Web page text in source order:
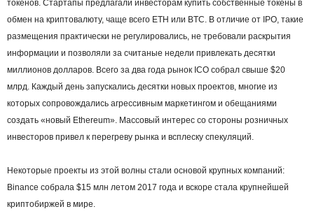
токенов. Стартапы предлагали инвесторам купить собственные токены в
обмен на криптовалюту, чаще всего ETH или BTC. В отличие от IPO, такие
размещения практически не регулировались, не требовали раскрытия
информации и позволяли за считаные недели привлекать десятки
миллионов долларов. Всего за два года рынок ICO собрал свыше $20
млрд. Каждый день запускались десятки новых проектов, многие из
которых сопровождались агрессивным маркетингом и обещаниями
создать «новый Ethereum». Массовый интерес со стороны розничных
инвесторов привел к перегреву рынка и всплеску спекуляций.
Некоторые проекты из этой волны стали основой крупных компаний:
Binance собрала $15 млн летом 2017 года и вскоре стала крупнейшей
криптобиржей в мире.